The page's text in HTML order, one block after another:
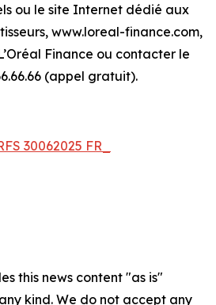
ou le site Internet dédié aux
www.loreal-finance.com,
Finance ou contacter le
(appel gratuit).
30062025 FR_
this news content "as is"
kind. We do not accept any